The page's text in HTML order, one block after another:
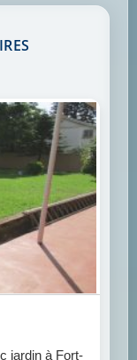
jardin à Fort-